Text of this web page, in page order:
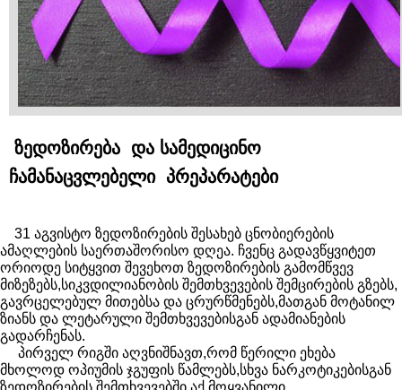
ზედოზირება და სამედიცინო
ჩამანაცვლებელი პრეპარატები
31 აგვისტო ზედოზირების შესახებ ცნობიერების
ამაღლების საერთაშორისო დღეა. ჩვენც გადავწყვიტეთ
ორიოდე სიტყვით შევეხოთ ზედოზირების გამომწვევ
მიზეზებს,სიკვდილიანობის შემთხვევების შემცირების გზებს,
გავრცელებულ მითებსა და ცრურწმენებს,მათგან მოტანილ
ზიანს და ლეტარული შემთხვევებისგან ადამიანების
გადარჩენას.
პირველ რიგში აღვნიშნავთ,რომ წერილი ეხება
მხოლოდ ოპიუმის ჯგუფის წამლებს,სხვა ნარკოტიკებისგან
ზედოზირების შემთხვევებში,აქ მოყვანილი